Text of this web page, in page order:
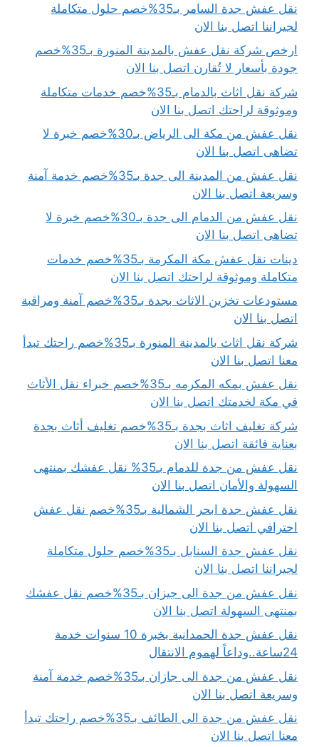
نقل عفش جدة السامر بـ35%خصم حلول متكاملة
لجيراننا اتصل بنا الان
ارخص شركة نقل عفش بالمدينة المنورة بـ35%خصم
جودة بأسعار لا تُقارن اتصل بنا الان
شركة نقل اثاث بالدمام بـ35%خصم خدمات متكاملة
وموثوقة لراحتك اتصل بنا الان
نقل عفش من مكة الى الرياض بـ30%خصم خبرة لا
تضاهى اتصل بنا الان
نقل عفش من المدينة الى جدة بـ35%خصم خدمة آمنة
وسريعة اتصل بنا الان
نقل عفش من الدمام الى جدة بـ30%خصم خبرة لا
تضاهى اتصل بنا الان
دينات نقل عفش مكة المكرمة بـ35%خصم خدمات
متكاملة وموثوقة لراحتك اتصل بنا الان
مستودعات تخزين الاثاث بجدة بـ35%خصم آمنة ومراقبة
اتصل بنا الان
شركة نقل اثاث بالمدينة المنورة بـ35%خصم راحتك تبدأ
معنا اتصل بنا الان
نقل عفش بمكه المكرمه بـ35%خصم خبراء نقل الأثاث
في مكة لخدمتك اتصل بنا الان
شركة تغليف اثاث بجدة بـ35%خصم تغليف أثاث بجدة
بعناية فائقة اتصل بنا الان
نقل عفش من جدة للدمام بـ35% نقل عفشك بمنتهى
السهولة والأمان اتصل بنا الان
نقل عفش جدة ابحر الشمالية بـ35%خصم نقل عفش
احترافي اتصل بنا الان
نقل عفش جدة السنابل بـ35%خصم حلول متكاملة
لجيراننا اتصل بنا الان
نقل عفش من جدة الى جيزان بـ35%خصم نقل عفشك
بمنتهى السهولة اتصل بنا الان
نقل عفش جدة الحمدانية بخبرة 10 سنوات خدمة
24ساعة..وداعاً لهموم الانتقال
نقل عفش من جدة الى جازان بـ35%خصم خدمة آمنة
وسريعة اتصل بنا الان
نقل عفش من جدة الى الطائف بـ35%خصم راحتك تبدأ
معنا اتصل بنا الان